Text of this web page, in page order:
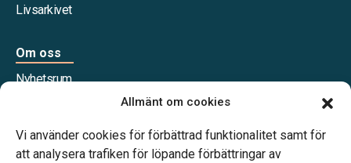
Allmänt om cookies
Vi använder cookies för förbättrad funktionalitet samt för
att analysera trafiken för löpande förbättringar av
Livsarkivet
Om oss
Nyhetsrum
Våra samarbetspartners